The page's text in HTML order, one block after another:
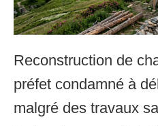
Reconstruction de
préfet condamné à
malgré des travaux